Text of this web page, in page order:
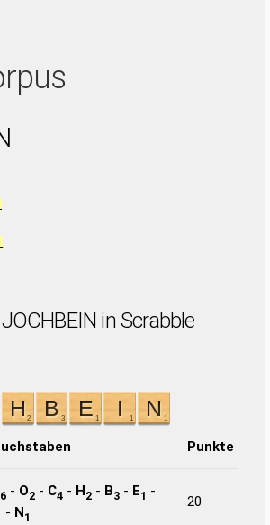
in Scrabble
Punkte
6 - O2 - C4 - H2 - B3 - E1 -
- N1
20